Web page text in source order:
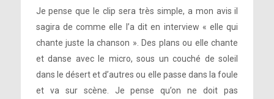
Je pense que le clip sera très simple, a mon avis il
sagira de comme elle l’a dit en interview « elle qui
chante juste la chanson ». Des plans ou elle chante
et danse avec le micro, sous un couché de soleil
dans le désert et d’autres ou elle passe dans la foule
et va sur scène. Je pense qu’on ne doit pas